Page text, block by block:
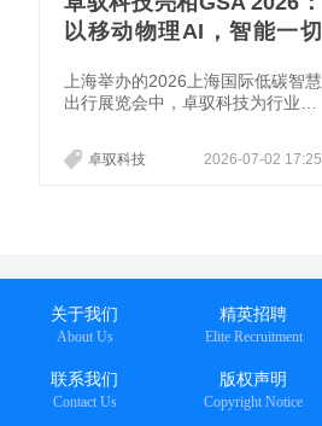
以移动物理AI，智能一切
上海举办的2026上海国际低碳智慧
出行展览会中，卓驭科技为行业竞
从重庆8D魔幻山城的极限验证，到
上海高密度城市路况的实景考场，
绕“智能一切移动”这一核心主题，
好也在回答着智能驾驶行业的核心
命题：当泡沫退去，究竟谁有资格
2026-07-02 17:25
卓驭科技
关于我们
About Us
精英招聘
Elite Recruitment
联系我们
Contact Us
版权声明
Copyright Notice